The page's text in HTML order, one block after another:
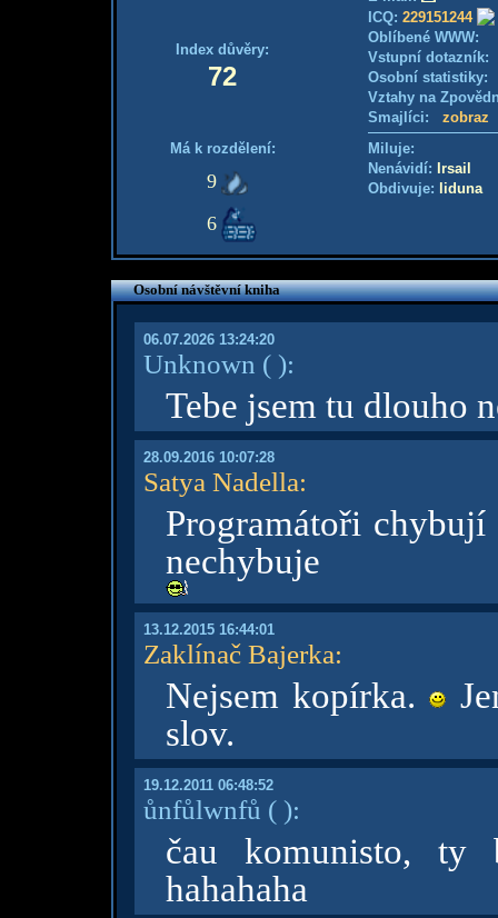
Index důvěry:
72
Má k rozdělení:
9
6
ICQ: 229151244
Oblíbené WWW:
Vstupní
Osobní
Vztahy na
Smajlíci: zobraz
Miluje:
Nenávidí: Irsail
Obdivuje:
liduna
Osobní návštěvní kniha
06.07.2026 13:24:20
Unknown ( ):
Tebe jsem tu dlouho
28.09.2016 10:07:28
Satya Nadella:
Programátoři
nechybuje
13.12.2015 16:44:01
Zaklínač Bajerka:
Nejsem kopírka.
slov.
19.12.2011 06:48:52
ůnfůlwnfů ( ):
čau komunisto, ty
hahahaha